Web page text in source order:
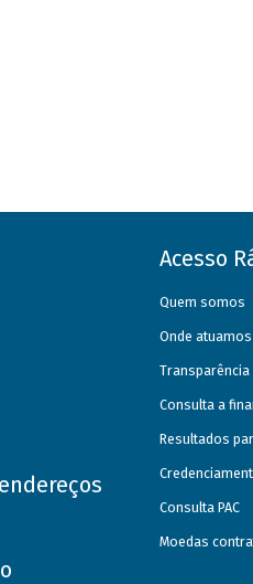
Acesso
Quem somos
Onde atuamos
Transparência
Consulta a
Resultados
Consulta PAC
Moedas